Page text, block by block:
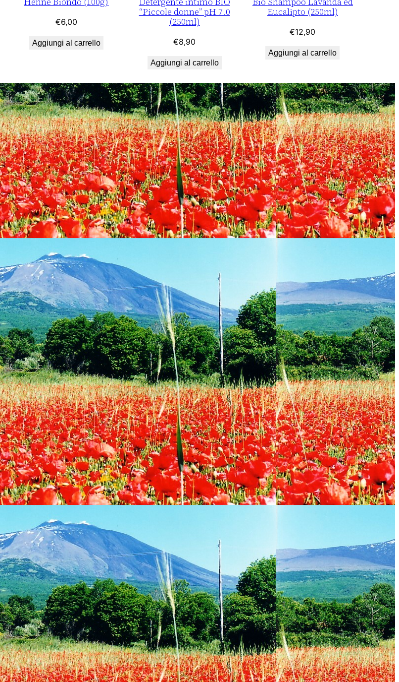
o
l
)
q
u
a
n
t
i
t
à
€6,00
Aggiungi al carrello
“Piccole donne” pH 7.0
(250ml)
€8,90
Aggiungi al carrello
Eucalipto (250ml)
€12,90
Aggiungi al carrello